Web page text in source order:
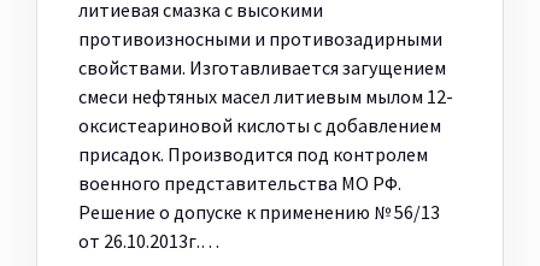
литиевая смазка с высокими
противоизносными и противозадирными
свойствами. Изготавливается загущением
смеси нефтяных масел литиевым мылом 12-
оксистеариновой кислоты с добавлением
присадок. Производится под контролем
военного представительства МО РФ.
Решение о допуске к применению № 56/13
от 26.10.2013г.…